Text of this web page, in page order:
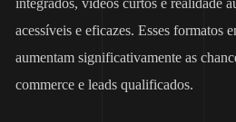
integrados, vídeos curtos e realidade
acessíveis e eficazes. Esses formatos
aumentam significativamente as
commerce e leads qualificados.